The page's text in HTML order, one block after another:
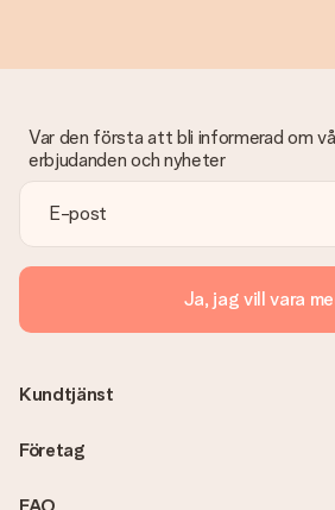
Var den första att bli informerad om
erbjudanden och nyheter
Ja, jag vill vara
Kundtjänst
Företag